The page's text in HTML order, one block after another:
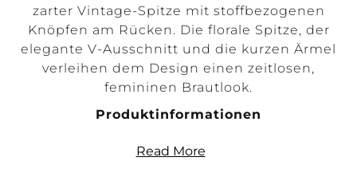
zarter Vintage-Spitze mit stoffbezogenen
Knöpfen am Rücken. Die florale Spitze, der
elegante V-Ausschnitt und die kurzen Ärmel
verleihen dem Design einen zeitlosen,
femininen Brautlook.
Produktinformationen
Farbe: Ivory
Read More